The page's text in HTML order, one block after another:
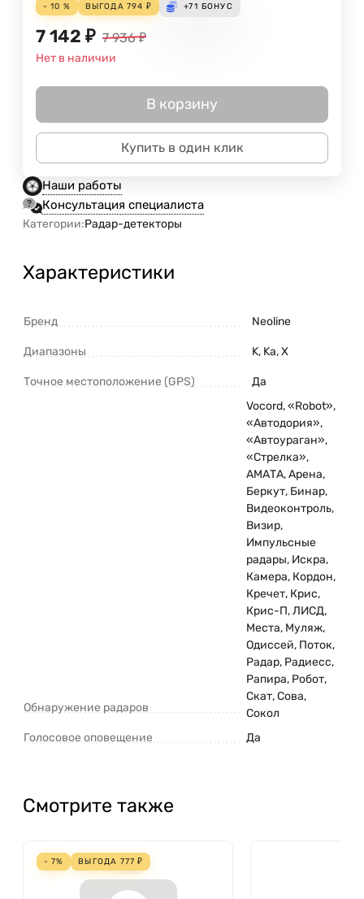
- 10 % ВЫГОДА 794 ₽ +71 БОНУС
7 142 ₽ 7 936 ₽
Нет в наличии
В корзину
Купить в один клик
Наши работы
Консультация специалиста
Категории:Радар-детекторы
Характеристики
Бренд Neoline
Диапазоны K, Ka, X
Точное местоположение (GPS) Да
Обнаружение радаров
Vocord, «Robot»,
«Автодория»,
«Автоураган»,
«Стрелка»,
АМАТА, Арена,
Беркут, Бинар,
Видеоконтроль,
Визир,
Импульсные
радары, Искра,
Камера, Кордон,
Кречет, Крис,
Крис-П, ЛИСД,
Места, Муляж,
Одиссей, Поток,
Радар, Радиесс,
Рапира, Робот,
Скат, Сова,
Сокол
Голосовое оповещение
Да
Смотрите также
- 7% ВЫГОДА 777 ₽